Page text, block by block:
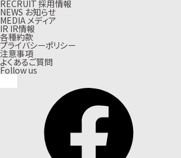
RECRUIT 採用情報
NEWS お知らせ
MEDIA メディア
IR IR情報
各種約款
プライバシーポリシー
注意事項
よくあるご質問
Follow us